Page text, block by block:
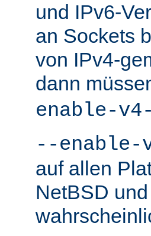
und IPv6-
an Sockets
von IPv4-
dann
enable-v4-
--enable-
auf allen
NetBSD